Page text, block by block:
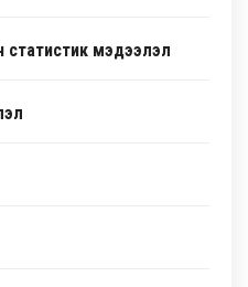
статистик мэдээлэл